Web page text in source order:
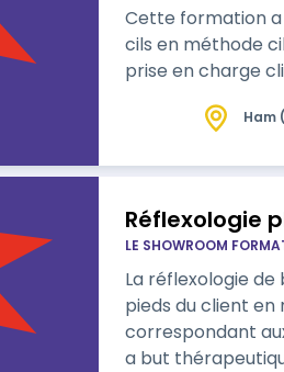
Cette formation a
cils en méthode
prise en charge
Ham
Réflexologie
LE SHOWROOM
La réflexologie de
pieds du client
correspondant aux organes du corps.
a but